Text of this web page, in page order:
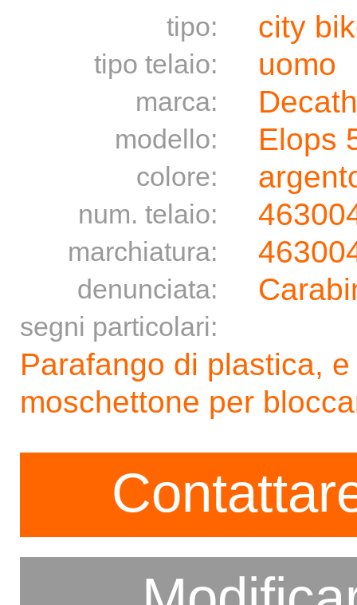
tipo: city
tipo telaio: uomo
marca:
modello: Elops
colore:
num. telaio:
marchiatura:
denunciata:
segni particolari:
Parafango di plastica,
moschettone per